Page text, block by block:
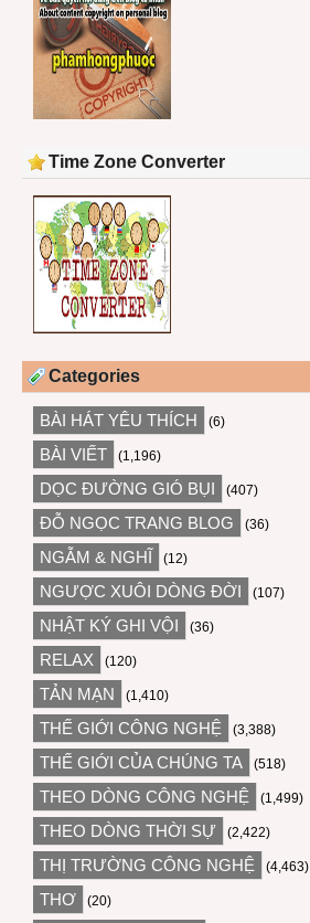
Time Zone Converter
Categories
BÀI HÁT YÊU THÍCH (6)
BÀI VIẾT (1,196)
DỌC ĐƯỜNG GIÓ BỤI (407)
ĐỖ NGỌC TRANG BLOG (36)
NGẪM & NGHĨ (12)
NGƯỢC XUÔI DÒNG ĐỜI (107)
NHẬT KÝ GHI VỘI (36)
RELAX (120)
TẢN MẠN (1,410)
THẾ GIỚI CÔNG NGHỆ (3,388)
THẾ GIỚI CỦA CHÚNG TA (518)
THEO DÒNG CÔNG NGHỆ (1,499)
THEO DÒNG THỜI SỰ (2,422)
THỊ TRƯỜNG CÔNG NGHỆ (4,463)
THƠ (20)